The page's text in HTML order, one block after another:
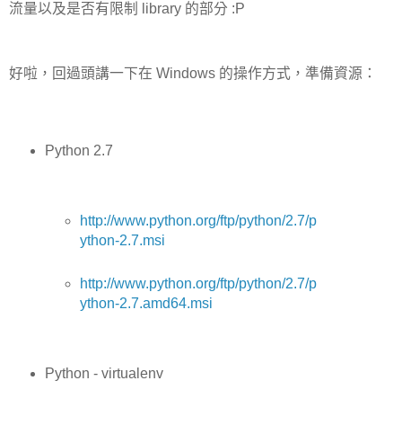
流量以及是否有限制 library 的部分 :P
好啦，回過頭講一下在 Windows 的操作方式，準備資源：
Python 2.7
http://www.python.org/ftp/python/2.7/p
ython-2.7.msi
http://www.python.org/ftp/python/2.7/p
ython-2.7.amd64.msi
Python - virtualenv